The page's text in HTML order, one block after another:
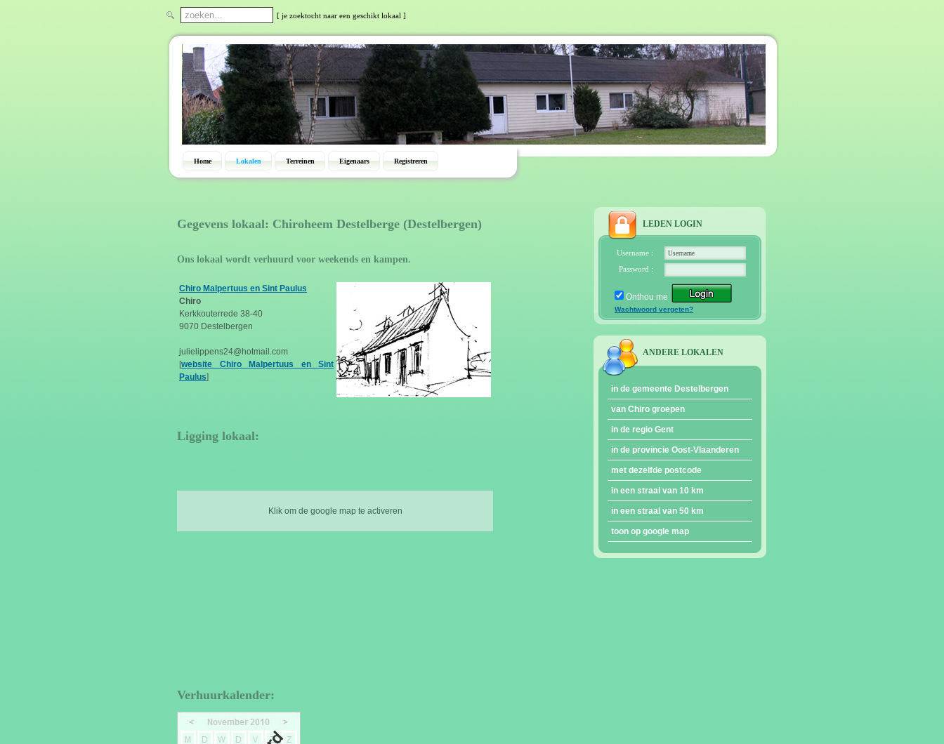
[ je zoektocht naar een geschikt lokaal ]
Home Lokalen Terreinen Eigenaars Registreren
Gegevens lokaal: Chiroheem Destelberge (Destelbergen)
Ons lokaal wordt verhuurd voor weekends en kampen.
Chiro Malpertuus en Sint Paulus
Chiro
Kerkkouterrede 38-40
9070 Destelbergen
julielippens24@hotmail.com
[website Chiro Malpertuus en Sint
Paulus]
Ligging lokaal:
Klik om de google map te activeren
Verhuurkalender:
LEDEN LOGIN
Username :
Password :
Onthou me
Wachtwoord vergeten?
ANDERE LOKALEN
in de gemeente Destelbergen
van Chiro groepen
in de regio Gent
in de provincie Oost-Vlaanderen
met dezelfde postcode
in een straal van 10 km
in een straal van 50 km
toon op google map